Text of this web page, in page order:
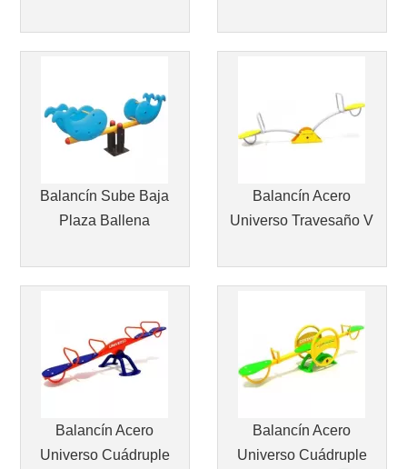
Balancín Sube Baja
Plaza Ballena
Balancín Acero
Universo Travesaño V
Balancín Acero
Universo Cuádruple
Balancín Acero
Universo Cuádruple